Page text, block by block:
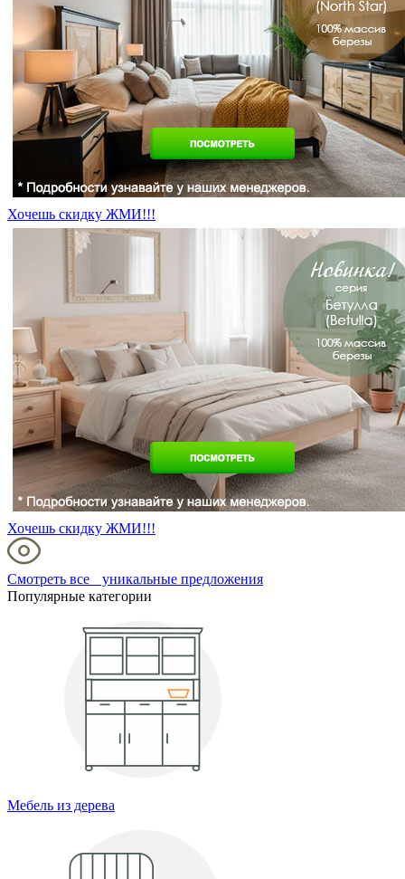
Хочешь скидку ЖМИ!!!
Хочешь скидку ЖМИ!!!
Смотреть все уникальные предложения
Популярные категории
Мебель из дерева